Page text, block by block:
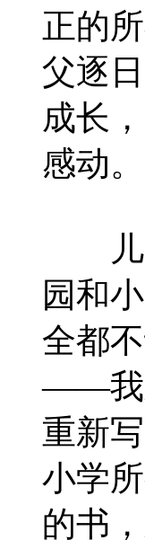
正的
父逐
成长
感动。
儿时
园和
全都
——我
重新
小学
的书